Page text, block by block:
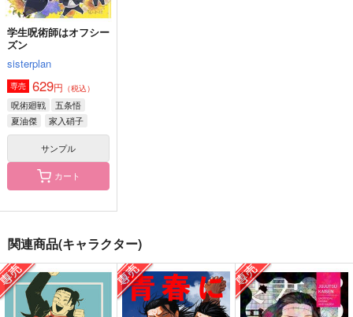
作品詳細
BLACK SMITH:A
944円（税込）
五条悟
サンプル
clockrock
787円（税込）
五条悟×虎杖悠仁
サンプル
550円（税込）
虎杖悠仁×伏黒恵
サンプル
学生呪術師はオフシー
ズン
sisterplan
専売 629円 （税込）
呪術廻戦
五条悟
夏油傑
家入硝子
サンプル
カート
関連商品(キャラクター)